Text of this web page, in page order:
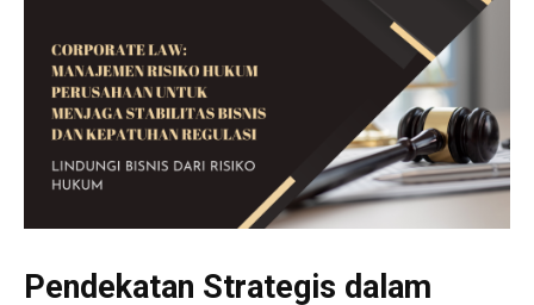
Pendekatan Strategis dalam